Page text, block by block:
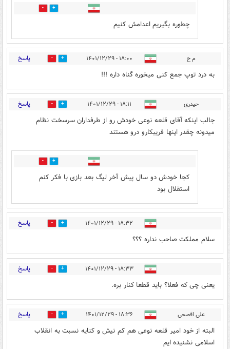
2
چطوره بگیریم اعدامش کنیم
م ح ۱۸:۰۰ - ۱۴۰۱/۱۲/۲۹ 5 پاسخ
به درد توپ جمع کنی میخوره گناه داره !!!
حیدری ۱۸:۱۱ - ۱۴۰۱/۱۲/۲۹ 7 پاسخ
جالب اینکه آقای قلعه نوعی خودش رو از طرفداران سرسخت نظام
میدونه چقدر اینها فریبکارو درو هستند
0
کجا خودش دو سال پیش آخر لیگ بعد بازی با فکر کنم
استقلال بود
۱۸:۳۲ - ۱۴۰۱/۱۲/۲۹ 1 پاسخ
سلام مملکت صاحب نداره ؟؟؟
۱۸:۳۳ - ۱۴۰۱/۱۲/۲۹ 1 پاسخ
یعنی چی که فعلا؟ باید قطعا کنار بره.
علی افصحی ۱۸:۳۶ - ۱۴۰۱/۱۲/۲۹ 1 پاسخ
البته از خود امیر قلعه نوعی هم کم نیش و کنایه نسبت به انقلاب
اسلامی نشنیده ایم